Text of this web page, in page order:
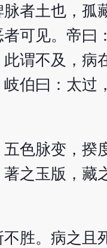
者土也，孤
可见。帝曰
谓不及，病
伯曰：太过
色脉变，揆
之玉版，藏
胜。病之且